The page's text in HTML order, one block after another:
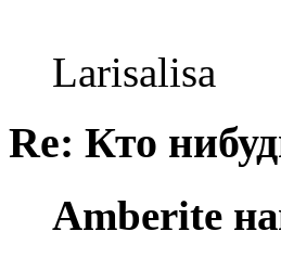
Larisalisa
Re: Кто
Amberite